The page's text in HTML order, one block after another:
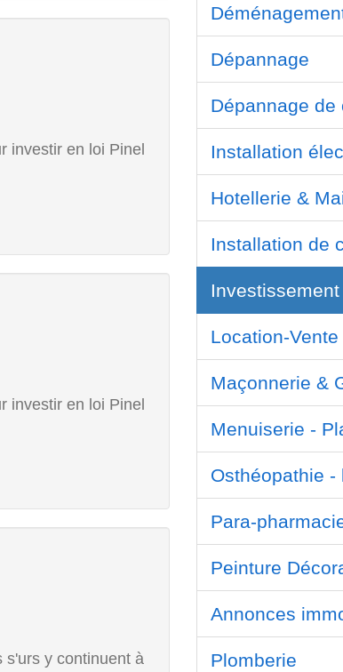
investir en loi Pinel
investir en loi Pinel
y continuent à
Dépannage
Dépannage de
Installation
Hotellerie &
Installation de
Investissement
Location-
Maçonnerie &
Menuiserie -
Osthéopathie -
Para-
Peinture
Annonces
Plomberie